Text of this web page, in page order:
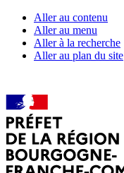
Aller au contenu
Aller au menu
Aller à la recherche
Aller au plan du site